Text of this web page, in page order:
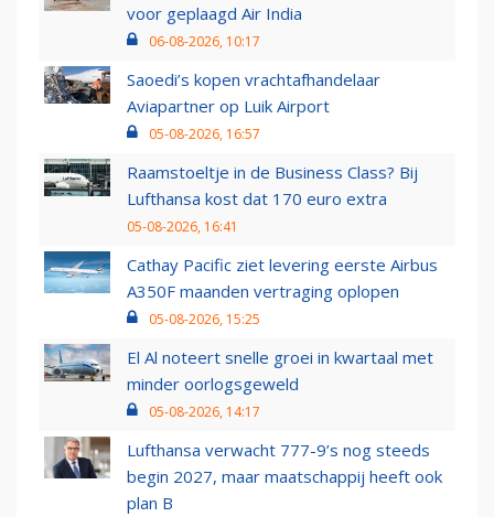
voor geplaagd Air India
06-08-2026, 10:17
Saoedi’s kopen vrachtafhandelaar
Aviapartner op Luik Airport
05-08-2026, 16:57
Raamstoeltje in de Business Class? Bij
Lufthansa kost dat 170 euro extra
05-08-2026, 16:41
Cathay Pacific ziet levering eerste Airbus
A350F maanden vertraging oplopen
05-08-2026, 15:25
El Al noteert snelle groei in kwartaal met
minder oorlogsgeweld
05-08-2026, 14:17
Lufthansa verwacht 777-9’s nog steeds
begin 2027, maar maatschappij heeft ook
plan B